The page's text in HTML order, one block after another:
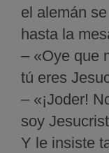
el alemán
hasta la
– «Oye que
tú eres
– «¡Joder!
soy
Y le insiste